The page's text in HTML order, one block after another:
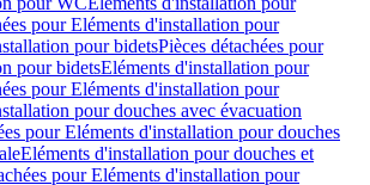
pour Eléments d'installation pour
pour bidetsPièces détachées pour
pour bidetsEléments d'installation pour
pour Eléments d'installation pour
pour douches avec évacuation
pour Eléments d'installation pour douches
Eléments d'installation pour douches et
pour Eléments d'installation pour